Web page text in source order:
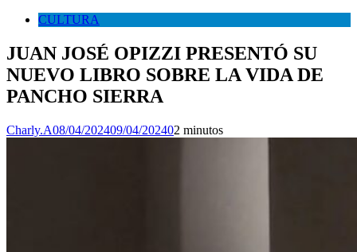
CULTURA
JUAN JOSÉ OPIZZI PRESENTÓ SU
NUEVO LIBRO SOBRE LA VIDA DE
PANCHO SIERRA
Charly.A08/04/202409/04/202402 minutos